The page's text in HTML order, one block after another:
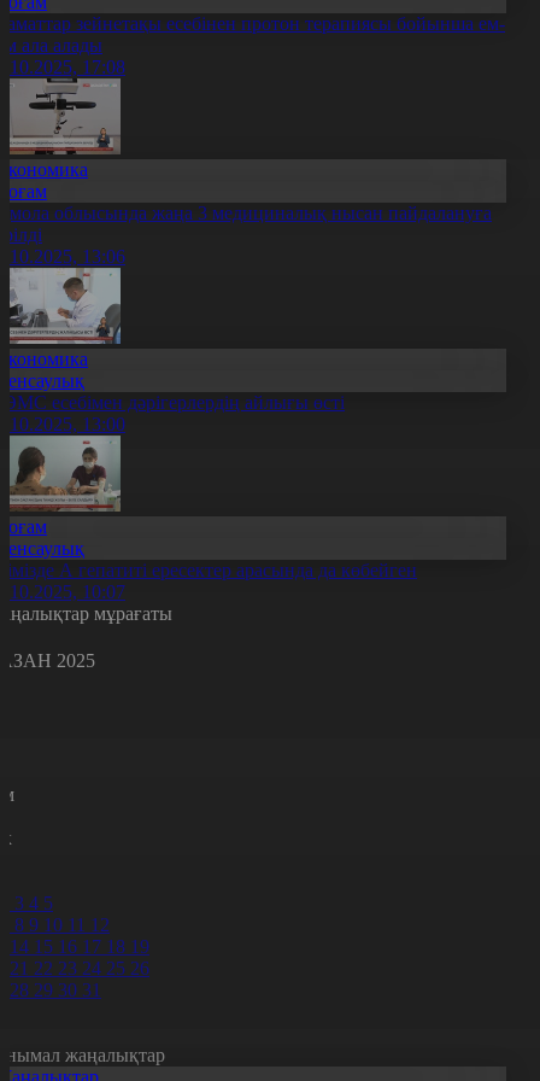
зейнетақы есебінен протон терапиясы бойынша ем-
ала алады
17:08
облысында жаңа 3 медициналық нысан пайдалануға
13:06
есебімен дәрігерлердің айлығы өсті
13:00
А гепатиті ересектер арасында да көбейген
10:07
мұрағаты
2025
3 4 5
8 9 10 11 12
14 15 16 17 18 19
21 22 23 24 25 26
28 29 30 31
жаңалықтар